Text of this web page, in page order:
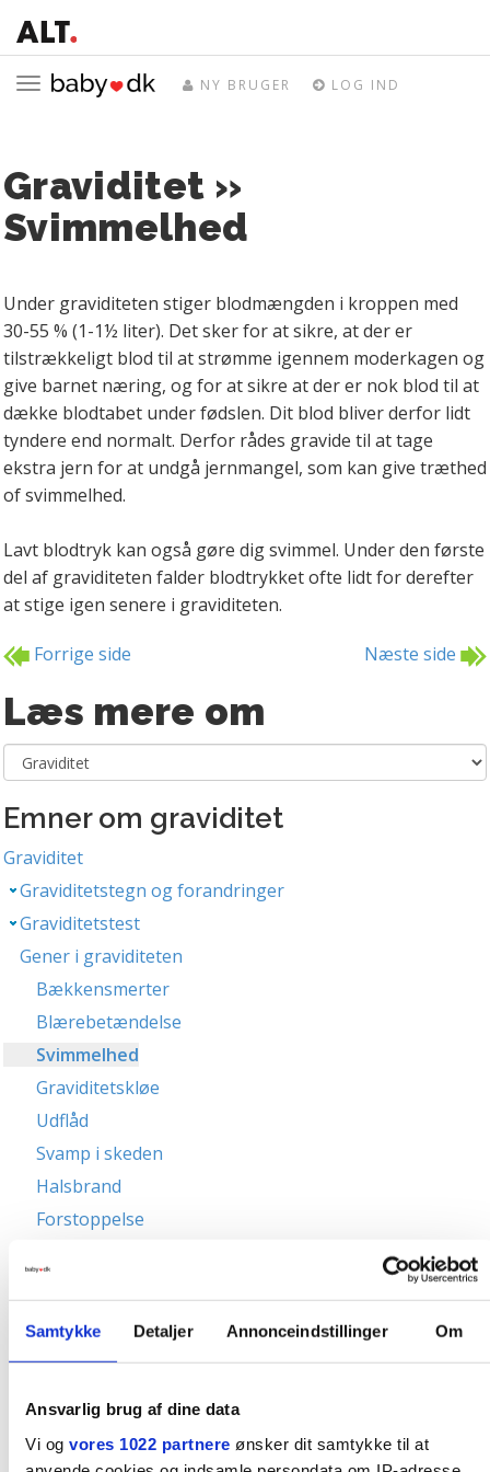
Samtykke Detaljer Annonceindstillinger Om
Ansvarlig brug af dine data
Vi og vores 1022 partnere ønsker dit samtykke til at
Toggle
NY BRUGER LOG IND
Graviditet »
Svimmelhed
Under graviditeten stiger blodmængden i kroppen med
30-55 % (1-1½ liter). Det sker for at sikre, at der er
tilstrækkeligt blod til at strømme igennem moderkagen og
give barnet næring, og for at sikre at der er nok blod til at
dække blodtabet under fødslen. Dit blod bliver derfor lidt
tyndere end normalt. Derfor rådes gravide til at tage
ekstra jern for at undgå jernmangel, som kan give træthed
of svimmelhed.
Lavt blodtryk kan også gøre dig svimmel. Under den første
del af graviditeten falder blodtrykket ofte lidt for derefter
at stige igen senere i graviditeten.
Forrige side Næste side
Læs mere om
Emner om graviditet
Graviditet
Graviditetstegn og forandringer
Graviditetstest
Gener i graviditeten
Bækkensmerter
Blærebetændelse
Svimmelhed
Graviditetskløe
Udflåd
Svamp i skeden
Halsbrand
Forstoppelse
Komplikationer i graviditeten
Sygdomme i graviditeten